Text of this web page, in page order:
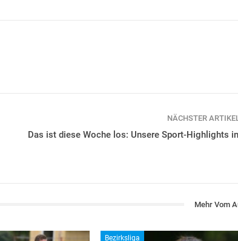
NÄCHSTER
Das ist diese Woche los: Unsere Sport-Highlights
Mehr Vom
Bezirksliga